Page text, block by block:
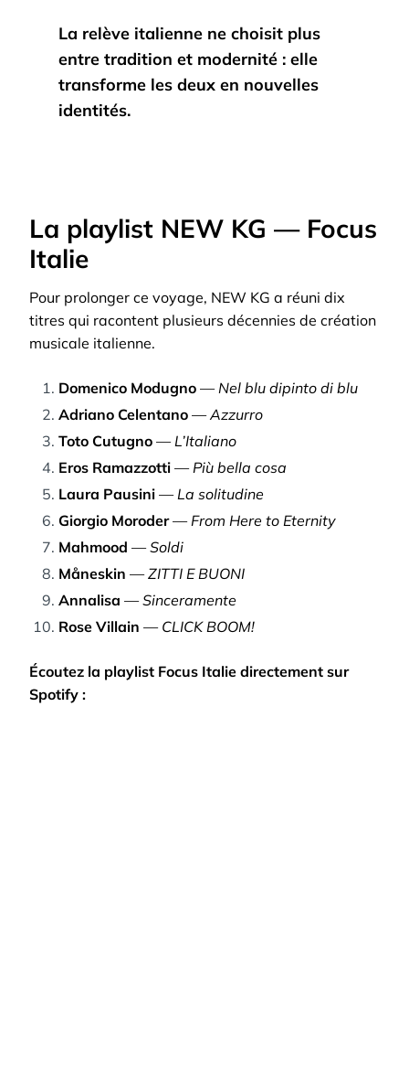
La relève italienne ne choisit plus
entre tradition et modernité : elle
transforme les deux en nouvelles
identités.
La playlist NEW KG — Focus
Italie
Pour prolonger ce voyage, NEW KG a réuni dix
titres qui racontent plusieurs décennies de création
musicale italienne.
Domenico Modugno — Nel blu dipinto di blu
Adriano Celentano —Azzurro
Toto Cutugno — L’Italiano
Eros Ramazzotti — Più bella cosa
Laura Pausini — La solitudine
Giorgio Moroder— From Here to Eternity
Mahmood —Soldi
Måneskin —ZITTI E BUONI
Annalisa —Sinceramente
Rose Villain — CLICK BOOM!
Écoutez la playlist Focus Italie directement sur
Spotify :